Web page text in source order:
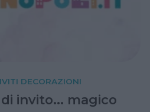
DECORAZIONI
invito... magico